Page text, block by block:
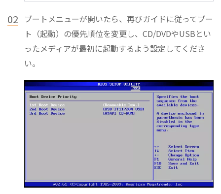
02
ブートメニューが開いたら、再びガイドに従ってブー
ト（起動）の優先順位を変更し、CD/DVDやUSBとい
ったメディアが最初に起動するよう設定してくださ
い。